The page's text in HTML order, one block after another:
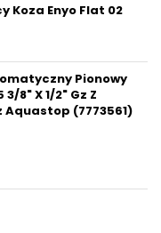
Koza Enyo Flat 02
Pionowy
8" X 1/2" Gz Z
(7773561)